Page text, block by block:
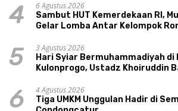
4
6 Agustus 2026
Sambut HUT Kemerdekaan RI,
Gelar Lomba Antar Kelompok
5
3 Agustus 2026
Hari Syiar Bermuhammadiyah di
Kulonprogo, Ustadz Khoiruddin
6
4 Agustus 2026
Tiga UMKM Unggulan Hadir di